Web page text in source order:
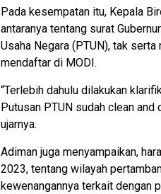
Pada kesempatan itu, Kepala
antaranya tentang surat
Usaha Negara (PTUN), tak
mendaftar di MODI.
“Terlebih dahulu dilakukan
Putusan PTUN sudah clean
ujarnya.
Adiman juga menyampaikan,
2023, tentang wilayah
kewenangannya terkait dengan